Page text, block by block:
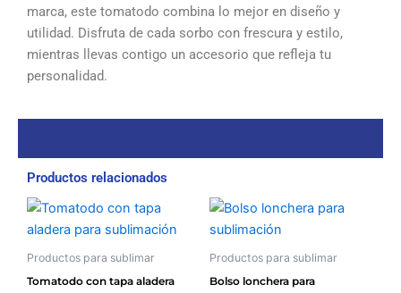
marca, este tomatodo combina lo mejor en diseño y
utilidad. Disfruta de cada sorbo con frescura y estilo,
mientras llevas contigo un accesorio que refleja tu
personalidad.
Productos relacionados
Productos para sublimar
Tomatodo con tapa aladera
Productos para sublimar
Bolso lonchera para